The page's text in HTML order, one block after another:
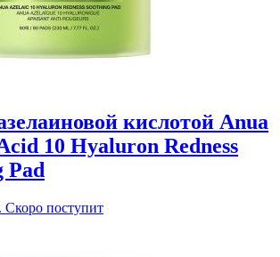
кислотой Anua
10 Hyaluron Redness
Pad
Скоро поступит